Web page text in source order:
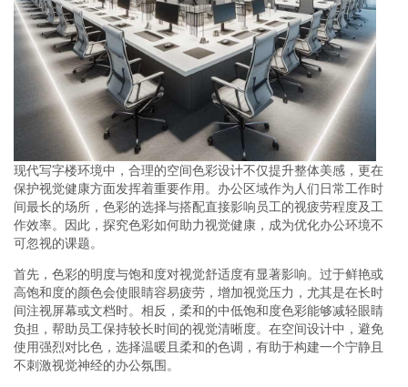
现代写字楼环境中，合理的空间色彩设计不仅提升整体美感，更在
保护视觉健康方面发挥着重要作用。办公区域作为人们日常工作时
间最长的场所，色彩的选择与搭配直接影响员工的视疲劳程度及工
作效率。因此，探究色彩如何助力视觉健康，成为优化办公环境不
可忽视的课题。
首先，色彩的明度与饱和度对视觉舒适度有显著影响。过于鲜艳或
高饱和度的颜色会使眼睛容易疲劳，增加视觉压力，尤其是在长时
间注视屏幕或文档时。相反，柔和的中低饱和度色彩能够减轻眼睛
负担，帮助员工保持较长时间的视觉清晰度。在空间设计中，避免
使用强烈对比色，选择温暖且柔和的色调，有助于构建一个宁静且
不刺激视觉神经的办公氛围。